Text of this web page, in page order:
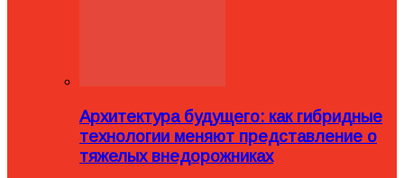
Архитектура будущего: как гибридные
технологии меняют представление о
тяжелых внедорожниках